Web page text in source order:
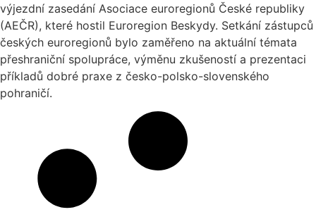
výjezdní zasedání Asociace euroregionů České republiky
(AEČR), které hostil Euroregion Beskydy. Setkání zástupců
českých euroregionů bylo zaměřeno na aktuální témata
přeshraniční spolupráce, výměnu zkušeností a prezentaci
příkladů dobré praxe z česko-polsko-slovenského
pohraničí.